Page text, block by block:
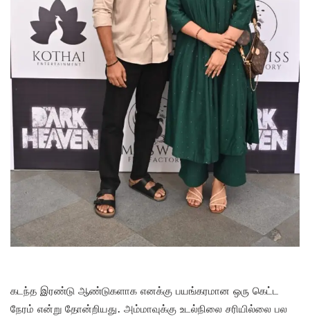
கடந்த இரண்டு ஆண்டுகளாக எனக்கு பயங்கரமான ஒரு கெட்ட
நேரம் என்று தோன்றியது. அம்மாவுக்கு உடல்நிலை சரியில்லை பல